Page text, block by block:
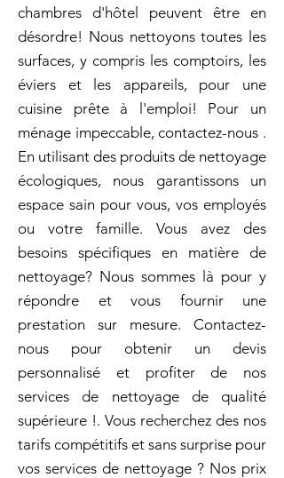
chambres d'hôtel peuvent être en
désordre! Nous nettoyons toutes les
surfaces, y compris les comptoirs, les
éviers et les appareils, pour une
cuisine prête à l'emploi! Pour un
ménage impeccable, contactez-nous .
En utilisant des produits de nettoyage
écologiques, nous garantissons un
espace sain pour vous, vos employés
ou votre famille. Vous avez des
besoins spécifiques en matière de
nettoyage? Nous sommes là pour y
répondre et vous fournir une
prestation sur mesure. Contactez-
nous pour obtenir un devis
personnalisé et profiter de nos
services de nettoyage de qualité
supérieure !. Vous recherchez des nos
tarifs compétitifs et sans surprise pour
vos services de nettoyage ? Nos prix